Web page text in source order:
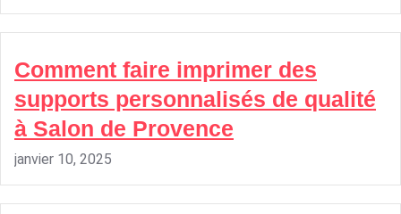
Comment faire imprimer des
supports personnalisés de qualité
à Salon de Provence
janvier 10, 2025